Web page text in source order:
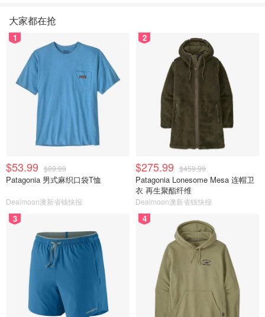
大家都在抢
1
$53.99 $89.99
Patagonia 男式麻织口袋T恤
Dealmoon澳新省钱快报
2
$275.99 $459.99
Patagonia Lonesome Mesa 连帽卫
衣 再生聚酯纤维
Dealmoon澳新省钱快报
3 4